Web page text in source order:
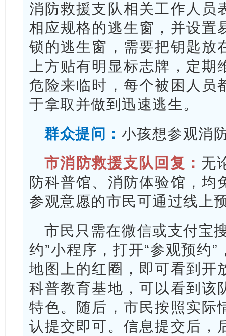
消防救援支队相关工作人员
相应规格的逃生窗，并设置
锁的逃生窗，需要把钥匙放
上方贴有明显标志牌，定
危险来临时，每个被困人员
于拿取并做到迅速逃生。
群众提问： 小孩想参观消
市消防救援支队回复： 无
防科普馆、消防体验馆，均
参观意愿的市民可通过线上
市民只需在微信或支付宝
约”小程序，打开“参观预约
地图上的红圈，即可看到开
科普教育基地，可以看到该
特色。随后，市民按照实际
认提交即可。信息提交后，